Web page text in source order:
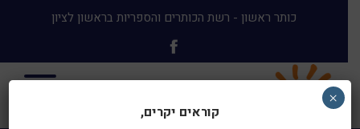
כותר ראשון - רשת הכותרים והספריות בראשון לציון
קוראים יקרים,
×